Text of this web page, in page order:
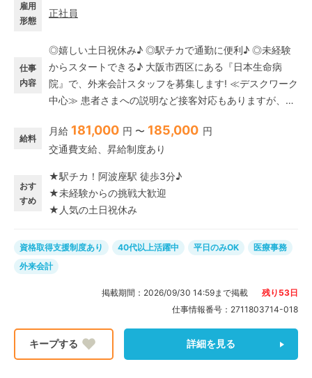
雇用
形態
正社員
仕事
内容
◎嬉しい土日祝休み♪ ◎駅チカで通勤に便利♪ ◎未経験
からスタートできる♪ 大阪市西区にある『日本生命病
院』で、外来会計スタッフを募集します! ≪デスクワーク
中心≫ 患者さまへの説明など接客対応もありますが、診
業事務、経理業務などの事務経験が活かせます! 体への負
担が少ないのでムリなく勤務できます♪ ≪先輩社員の手
ト! エルダー(教育係)がマニュアルにそって丁寧に指導す
るので、成長を実感しながらスキルアップできます◎
「医療事務を学んで手に職を!」と考えている方にもオス
給料
月給 181,000 円 〜 185,000 円
交通費支給、昇給制度あり
おす
すめ
★駅チカ！阿波座駅 徒歩3分♪
★未経験からの挑戦大歓迎
★人気の土日祝休み
資格取得支援制度あり 40代以上活躍中 平日のみOK
医療事務
外来会計
掲載期間： 2026/09/30 14:59まで掲載 残り 53日
仕事情報番号： 2711803714-018
詳細を見る